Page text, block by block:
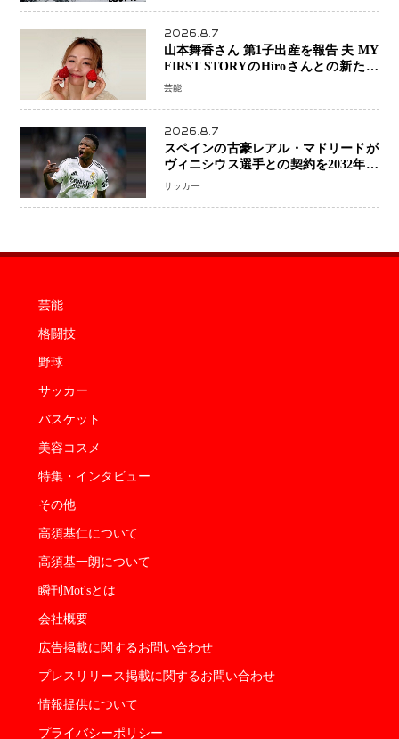
2026.8.7
山本舞香さん 第1子出産を報告 夫 MY
FIRST STORYのHiroさんとの新たな
家族生活「母子ともに健康」
芸能
2026.8.7
スペインの古豪レアル・マドリードが
ヴィニシウス選手との契約を2032年ま
で延長 長期交渉が決着 年俸は約43億
サッカー
芸能
格闘技
野球
サッカー
バスケット
美容コスメ
特集・インタビュー
その他
高須基仁について
高須基一朗について
瞬刊Mot'sとは
会社概要
広告掲載に関するお問い合わせ
プレスリリース掲載に関するお問い合わせ
情報提供について
プライバシーポリシー